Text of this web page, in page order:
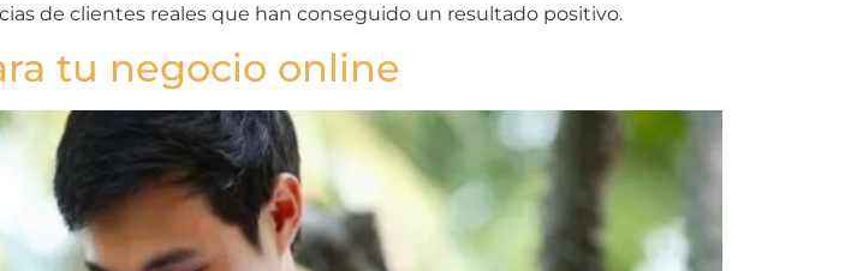
de clientes reales que han conseguido un resultado positivo.
tu negocio online